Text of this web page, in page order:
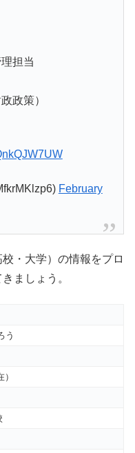
担当
政策）
February
・大学）の情報をプロ
ましょう。
う